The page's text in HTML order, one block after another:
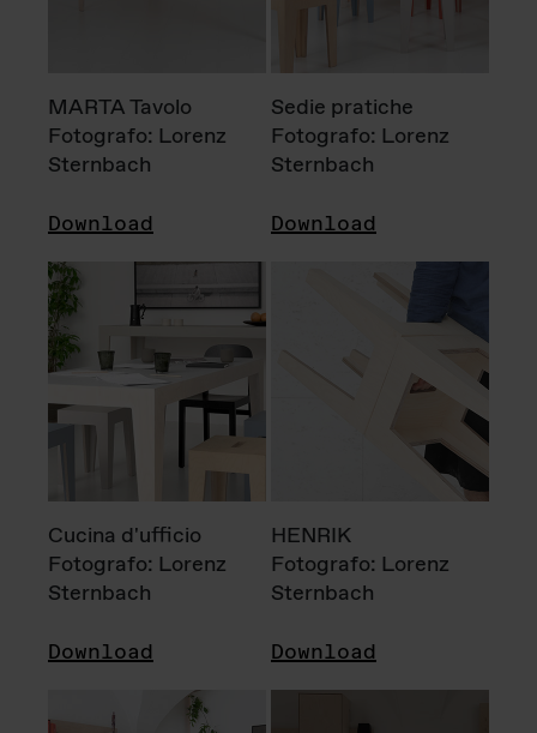
MARTA Tavolo
Fotografo: Lorenz
Sternbach
Download
Sedie pratiche
Fotografo: Lorenz
Sternbach
Download
Cucina d'ufficio
Fotografo: Lorenz
Sternbach
Download
HENRIK
Fotografo: Lorenz
Sternbach
Download